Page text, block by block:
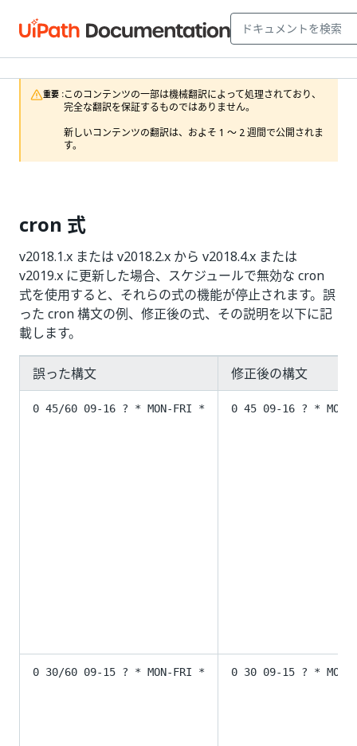
重要 :このコンテンツの一部は機械翻訳によって処理されており、
完全な翻訳を保証するものではありません。
新しいコンテンツの翻訳は、およそ 1 ～ 2 週間で公開されま
す。
cron 式
v2018.1.x または v2018.2.x から v2018.4.x または
v2019.x に更新した場合、スケジュールで無効な cron
式を使用すると、それらの式の機能が停止されます。誤
った cron 構文の例、修正後の式、その説明を以下に記
載します。
誤った構文 修正後の構文
0 45/60 09-16 ? * MON-FRI * 0 45 09-16 ? * MON-
0 30/60 09-15 ? * MON-FRI * 0 30 09-15 ? * MON-